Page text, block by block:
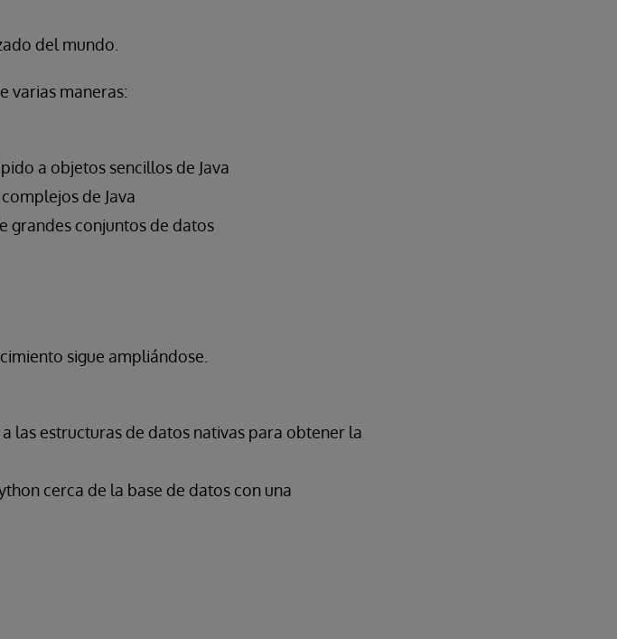
del mundo.
varias maneras:
a objetos sencillos de Java
de Java
grandes conjuntos de datos
sigue ampliándose.
las estructuras de datos nativas para obtener la
cerca de la base de datos con una